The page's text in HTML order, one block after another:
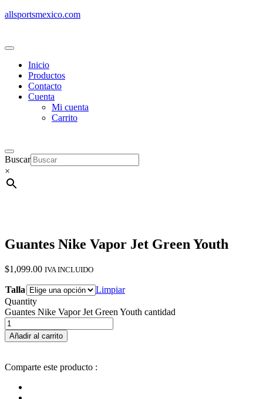
allsportsmexico.com
Inicio
Productos
Contacto
Cuenta
Mi cuenta
Carrito
Buscar
×
Guantes Nike Vapor Jet Green Youth
$1,099.00 IVA INCLUIDO
Talla
Limpiar
Quantity
Guantes Nike Vapor Jet Green Youth cantidad
Añadir al carrito
Comparte este producto :